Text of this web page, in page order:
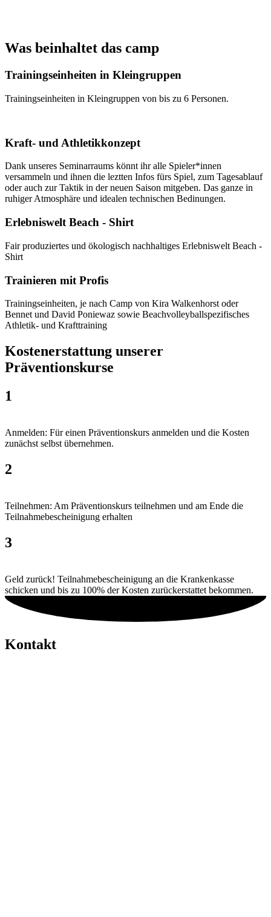
Was beinhaltet das camp
Trainingseinheiten in Kleingruppen
Trainingseinheiten in Kleingruppen von bis zu 6 Personen​.
Kraft- und Athletikkonzept
Dank unseres Seminarraums könnt ihr alle Spieler*innen
versammeln und ihnen die leztten Infos fürs Spiel, zum Tagesablauf
oder auch zur Taktik in der neuen Saison mitgeben. Das ganze in
ruhiger Atmosphäre und idealen technischen Bedinungen.
Erlebniswelt Beach - Shirt
Fair produziertes und ökologisch nachhaltiges Erlebniswelt Beach -
Shirt
Trainieren mit Profis
Trainingseinheiten, je nach Camp von Kira Walkenhorst oder
Bennet und David Poniewaz sowie Beachvolleyballspezifisches
Athletik- und Krafttraining
Kostenerstattung unserer
Präventionskurse
1
Anmelden: Für einen Präventionskurs anmelden und die Kosten
zunächst selbst übernehmen.
2
Teilnehmen: Am Präventionskurs teilnehmen und am Ende die
Teilnahmebescheinigung erhalten
3
Geld zurück! Teilnahmebescheinigung an die Krankenkasse
schicken und bis zu 100% der Kosten zurückerstattet bekommen.
Kontakt